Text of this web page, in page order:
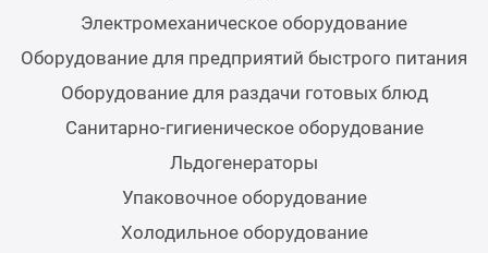
Электромеханическое оборудование
Оборудование для предприятий быстрого питания
Оборудование для раздачи готовых блюд
Санитарно-гигиеническое оборудование
Льдогенераторы
Упаковочное оборудование
Холодильное оборудование